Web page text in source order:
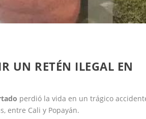
UN RETÉN ILEGAL EN
perdió la vida en un trágico
entre Cali y Popayán.